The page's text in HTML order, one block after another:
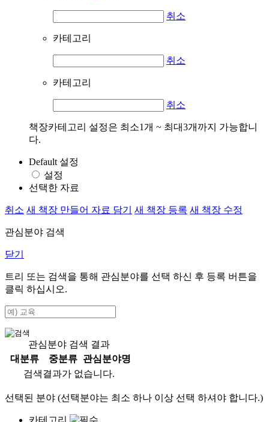
취소
카테고리
취소
카테고리
취소
책장카테고리 설정은 최소1개 ~ 최대3개까지 가능합니
다.
Default 설정
설정
선택한 자료
취소 새 책장 만들어 자료 담기 새 책장 등록 새 책장 수정
관심분야 검색
닫기
트리 또는 검색을 통해 관심분야를 선택 하신 후 등록 버튼을
클릭 하십시오.
관심분야 검색 결과
대분류
중분류
관심분야명
검색결과가 없습니다.
선택된 분야 (선택분야는 최소 하나 이상 선택 하셔야 합니다.)
카테고리